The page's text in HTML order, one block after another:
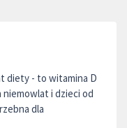
diety - to witamina D
niemowlat i dzieci od
dla